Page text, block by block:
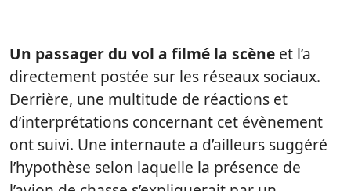
Un passager du vol a filmé la scène et l’a
directement postée sur les réseaux sociaux.
Derrière, une multitude de réactions et
d’interprétations concernant cet évènement
ont suivi. Une internaute a d’ailleurs suggéré
l’hypothèse selon laquelle la présence de